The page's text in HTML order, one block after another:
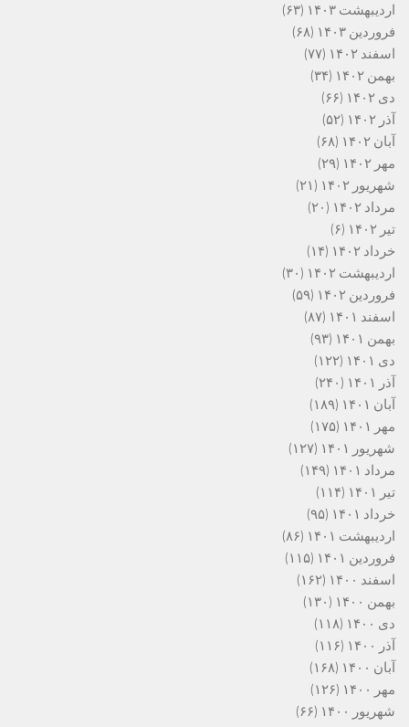
اردیبهشت ۱۴۰۳
(۶۳)
فروردین ۱۴۰۳
(۶۸)
اسفند ۱۴۰۲
(۷۷)
بهمن ۱۴۰۲
(۳۴)
دی ۱۴۰۲
(۶۶)
آذر ۱۴۰۲
(۵۲)
آبان ۱۴۰۲
(۶۸)
مهر ۱۴۰۲
(۲۹)
شهریور ۱۴۰۲
(۲۱)
مرداد ۱۴۰۲
(۲۰)
تیر ۱۴۰۲
(۶)
خرداد ۱۴۰۲
(۱۴)
اردیبهشت ۱۴۰۲
(۳۰)
فروردین ۱۴۰۲
(۵۹)
اسفند ۱۴۰۱
(۸۷)
بهمن ۱۴۰۱
(۹۳)
دی ۱۴۰۱
(۱۲۲)
آذر ۱۴۰۱
(۲۴۰)
آبان ۱۴۰۱
(۱۸۹)
مهر ۱۴۰۱
(۱۷۵)
شهریور ۱۴۰۱
(۱۲۷)
مرداد ۱۴۰۱
(۱۴۹)
تیر ۱۴۰۱
(۱۱۴)
خرداد ۱۴۰۱
(۹۵)
اردیبهشت ۱۴۰۱
(۸۶)
فروردین ۱۴۰۱
(۱۱۵)
اسفند ۱۴۰۰
(۱۶۲)
بهمن ۱۴۰۰
(۱۳۰)
دی ۱۴۰۰
(۱۱۸)
آذر ۱۴۰۰
(۱۱۶)
آبان ۱۴۰۰
(۱۶۸)
مهر ۱۴۰۰
(۱۲۶)
شهریور ۱۴۰۰
(۶۶)